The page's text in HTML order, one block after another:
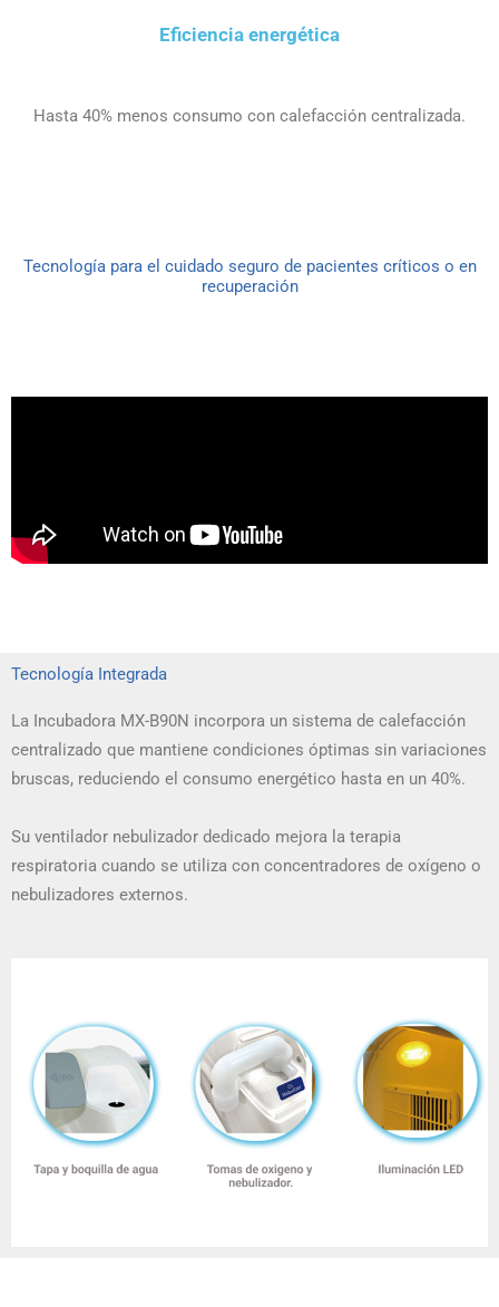
Eficiencia energética
Hasta 40% menos consumo con calefacción centralizada.
Tecnología para el cuidado seguro de pacientes críticos o en
recuperación
Tecnología Integrada
La Incubadora MX-B90N incorpora un sistema de calefacción
centralizado que mantiene condiciones óptimas sin variaciones
bruscas, reduciendo el consumo energético hasta en un 40%.
Su ventilador nebulizador dedicado mejora la terapia
respiratoria cuando se utiliza con concentradores de oxígeno o
nebulizadores externos.